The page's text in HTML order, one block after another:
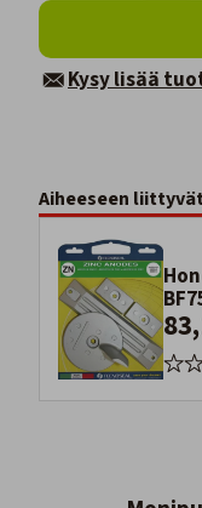
Kysy lisää
Aiheeseen